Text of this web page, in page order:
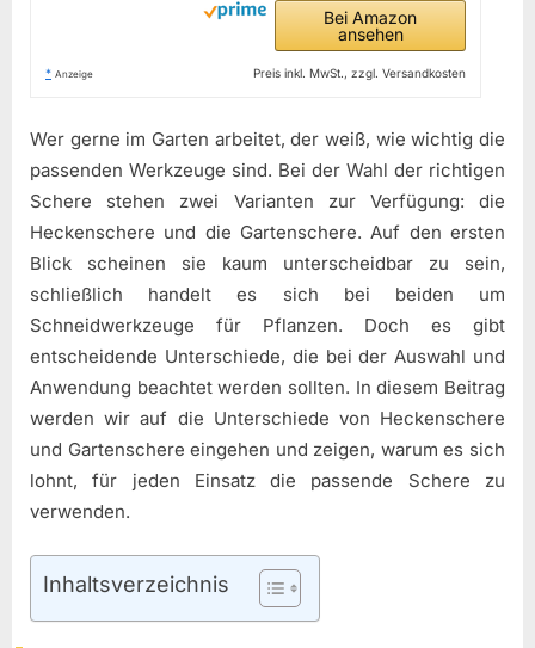
Bei Amazon
ansehen
* Anzeige Preis inkl. MwSt., zzgl. Versandkosten
Wer gerne im Garten arbeitet, der weiß, wie wichtig die
passenden Werkzeuge sind. Bei der Wahl der richtigen
Schere stehen zwei Varianten zur Verfügung: die
Heckenschere und die Gartenschere. Auf den ersten
Blick scheinen sie kaum unterscheidbar zu sein,
schließlich handelt es sich bei beiden um
Schneidwerkzeuge für Pflanzen. Doch es gibt
entscheidende Unterschiede, die bei der Auswahl und
Anwendung beachtet werden sollten. In diesem Beitrag
werden wir auf die Unterschiede von Heckenschere
und Gartenschere eingehen und zeigen, warum es sich
lohnt, für jeden Einsatz die passende Schere zu
verwenden.
Inhaltsverzeichnis